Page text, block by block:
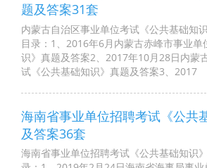
题及答案31套
内蒙古自治区事业单位考试《公共基础知
目录：1、2016年6月内蒙古赤峰市事业单
识》真题及答案2、2017年10月28日内蒙
试《公共基础知识》真题及答案3、2017
海南省事业单位招聘考试《公共
及答案36套
海南省事业单位招聘考试《公共基础知识